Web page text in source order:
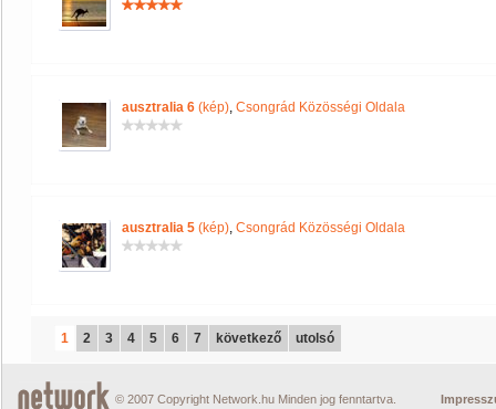
ausztralia 6 (kép), Csongrád Közösségi Oldala
ausztralia 5 (kép), Csongrád Közösségi Oldala
1 2 3 4 5 6 7 következő utolsó
© 2007 Copyright Network.hu Minden jog fenntartva.